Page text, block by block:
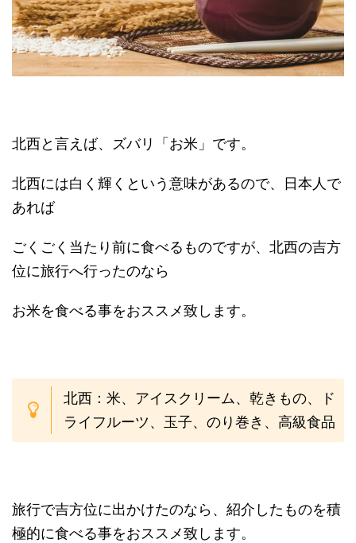
北西と言えば、ズバリ「お米」です。
北西には白く輝くという意味があるので、日本人で
あれば
ごくごく当たり前に食べるものですが、北西の吉方
位に旅行へ行ったのなら
お米を食べる事をおススメ致します。
北西：米、アイスクリーム、乾きもの、ド
ライフルーツ、玉子、のり巻き、高級食品
旅行で吉方位に出かけたのなら、紹介したものを積
極的に食べる事をおススメ致します。